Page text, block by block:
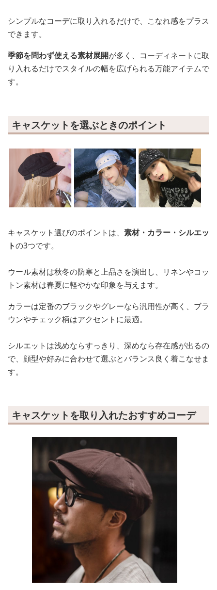
シンプルなコーデに取り入れるだけで、こなれ感をプラス
できます。
季節を問わず使える素材展開が多く、コーディネートに取
り入れるだけでスタイルの幅を広げられる万能アイテムで
す。
キャスケットを選ぶときのポイント
キャスケット選びのポイントは、 素材・カラー・シルエッ
トの3つです。
ウール素材は秋冬の防寒と上品さを演出し、リネンやコッ
トン素材は春夏に軽やかな印象を与えます。
カラーは定番のブラックやグレーなら汎用性が高く、ブラ
ウンやチェック柄はアクセントに最適。
シルエットは浅めならすっきり、深めなら存在感が出るの
で、顔型や好みに合わせて選ぶとバランス良く着こなせま
す。
キャスケットを取り入れたおすすめコーデ